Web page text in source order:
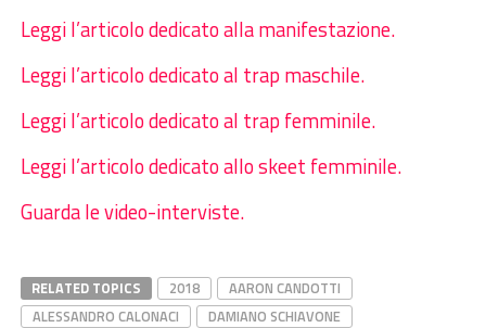
Leggi l’articolo dedicato alla manifestazione.
Leggi l’articolo dedicato al trap maschile.
Leggi l’articolo dedicato al trap femminile.
Leggi l’articolo dedicato allo skeet femminile.
Guarda le video-interviste.
RELATED TOPICS 2018
AARON CANDOTTI
ALESSANDRO CALONACI
DAMIANO SCHIAVONE